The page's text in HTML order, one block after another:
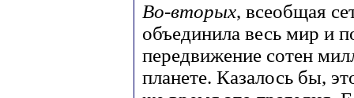
Во-вторых, всеобщая
объединила весь мир и
передвижение сотен
планете. Казалось бы,